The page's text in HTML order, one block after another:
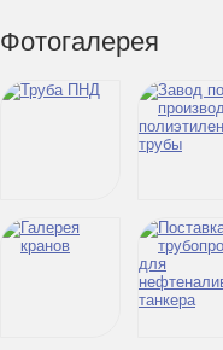
Фотогалерея